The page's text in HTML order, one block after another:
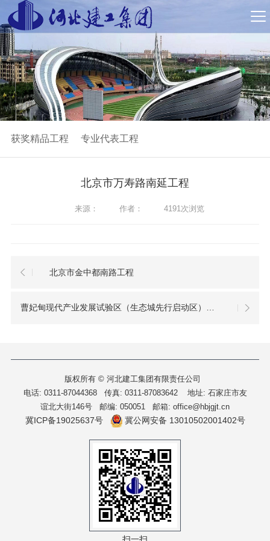
获奖精品工程 专业代表工程
北京市万寿路南延工程
来源： 作者： 4191次浏览
北京市金中都南路工程
版权所有 © 河北建工集团有限责任公司
电话: 0311-87044368 传真: 0311-87083642 地址: 石家庄市友
谊北大街146号 邮编: 050051 邮箱: office@hbjgjt.cn
冀ICP备19025637号 冀公网安备 13010502001402号